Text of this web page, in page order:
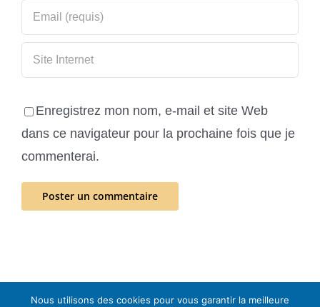
Enregistrez mon nom, e-mail et site Web
dans ce navigateur pour la prochaine fois que je
commenterai.
Nous utilisons des cookies pour vous garantir la meilleure